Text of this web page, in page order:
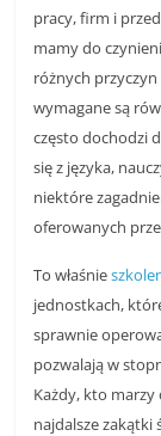
pracy, firm i
mamy do
różnych
wymagane są
często dochodzi
się z języka,
niektóre
oferowanych
To właśnie
jednostkach,
sprawnie
pozwalają w
Każdy, kto marzy
najdalsze zakątki